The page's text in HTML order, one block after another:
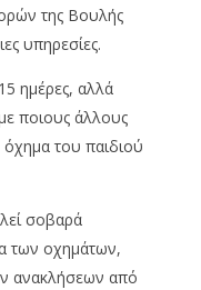
της Βουλής
υπηρεσίες.
ημέρες, αλλά
ποιους άλλους
του παιδιού
σοβαρά
των οχημάτων,
ανακλήσεων από